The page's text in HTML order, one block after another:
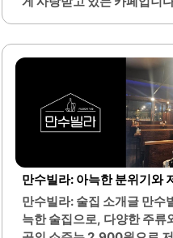
만큼 인기 있는 맛집으로 알
맛있는 한 끼를 원하는..
음료를 즐길 수 있습니다.특
양한 음료 메뉴는 고객들에
스 아메리카노와 같은 인기
되어 많은 손님들이 찾는
부는 편안한 좌석으로 구성
방문하기에 적합합니다.직
서비스로 고객의 대기 시간
아웃 서비스도 제공하여 바
를 즐길 수 있는 장점이 있습
만수빌라: 아늑한 분위기와
만수빌라: 술집 소개글 만수
늑한 술집으로, 다양한 주류